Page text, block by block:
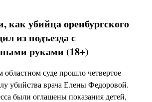
как убийца оренбургского
из подъезда с
руками (18+)
суде прошло четвертое
убийства врача Елены Федоровой.
были оглашены показания детей,